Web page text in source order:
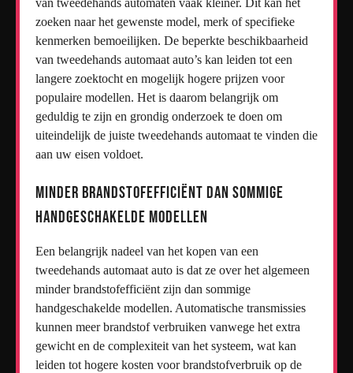
van tweedehands automaten vaak kleiner. Dit kan het
zoeken naar het gewenste model, merk of specifieke
kenmerken bemoeilijken. De beperkte beschikbaarheid
van tweedehands automaat auto’s kan leiden tot een
langere zoektocht en mogelijk hogere prijzen voor
populaire modellen. Het is daarom belangrijk om
geduldig te zijn en grondig onderzoek te doen om
uiteindelijk de juiste tweedehands automaat te vinden die
aan uw eisen voldoet.
Minder brandstofefficiënt dan sommige
handgeschakelde modellen
Een belangrijk nadeel van het kopen van een
tweedehands automaat auto is dat ze over het algemeen
minder brandstofefficiënt zijn dan sommige
handgeschakelde modellen. Automatische transmissies
kunnen meer brandstof verbruiken vanwege het extra
gewicht en de complexiteit van het systeem, wat kan
leiden tot hogere kosten voor brandstofverbruik op de